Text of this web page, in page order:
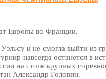
Европы во Франции.
и не смогла выйти из
навсегда останется в
на столь крупных
Александр Головин.